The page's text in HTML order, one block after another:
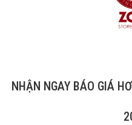
NHẬN NGAY BÁO GIÁ